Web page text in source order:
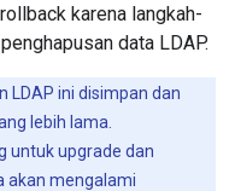
karena langkah-
data LDAP.
LDAP ini disimpan dan
lebih lama.
untuk upgrade dan
akan mengalami